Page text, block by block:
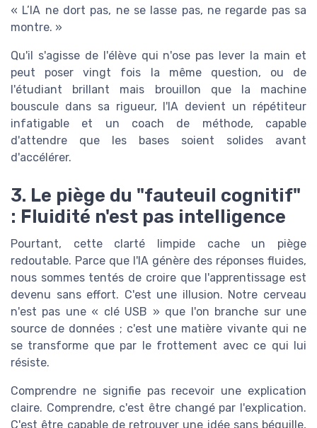
« L’IA ne dort pas, ne se lasse pas, ne regarde pas sa
montre. »
Qu'il s'agisse de l'élève qui n'ose pas lever la main et
peut poser vingt fois la même question, ou de
l'étudiant brillant mais brouillon que la machine
bouscule dans sa rigueur, l'IA devient un répétiteur
infatigable et un coach de méthode, capable
d'attendre que les bases soient solides avant
d'accélérer.
3. Le piège du "fauteuil cognitif"
: Fluidité n'est pas intelligence
Pourtant, cette clarté limpide cache un piège
redoutable. Parce que l'IA génère des réponses fluides,
nous sommes tentés de croire que l'apprentissage est
devenu sans effort. C'est une illusion. Notre cerveau
n'est pas une « clé USB » que l'on branche sur une
source de données ; c'est une matière vivante qui ne
se transforme que par le frottement avec ce qui lui
résiste.
Comprendre ne signifie pas recevoir une explication
claire. Comprendre, c'est être changé par l'explication.
C'est être capable de retrouver une idée sans béquille,